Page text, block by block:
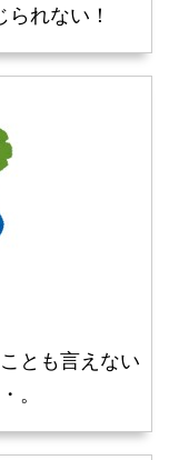
れない！
とも言えない
。